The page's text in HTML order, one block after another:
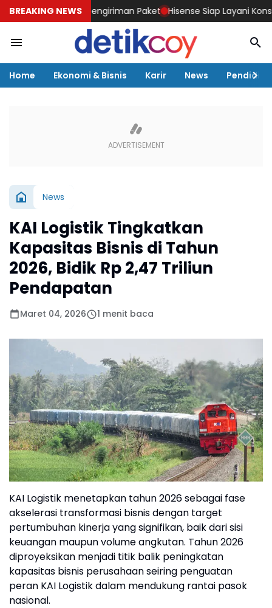
BREAKING NEWS
untuk Pengiriman Paket Hisense Siap Layani Konsumen
Home Ekonomi & Bisnis Karir News
News
KAI Logistik Tingkatkan
Kapasitas Bisnis di Tahun
2026, Bidik Rp 2,47 Triliun
Pendapatan
Maret 04, 2026 1 menit baca
KAI Logistik menetapkan tahun 2026 sebagai fase
akselerasi transformasi bisnis dengan target
pertumbuhan kinerja yang signifikan, baik dari sisi
keuangan maupun volume angkutan. Tahun 2026
diproyeksikan menjadi titik balik peningkatan
kapasitas bisnis perusahaan seiring penguatan
peran KAI Logistik dalam mendukung rantai pasok
nasional.